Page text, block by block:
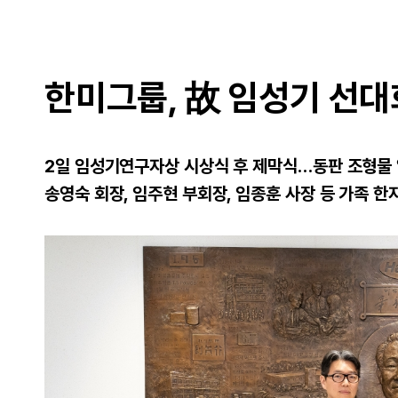
한미그룹, 故 임성기 선
2일 임성기연구자상 시상식 후 제막식…동판 조형물
송영숙 회장, 임주현 부회장, 임종훈 사장 등 가족 한